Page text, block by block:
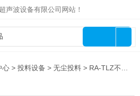
声波设备有限公司网站！
心 >投料设备 >无尘投料 > RA-TLZ不锈钢粉体无尘投料站 除尘器